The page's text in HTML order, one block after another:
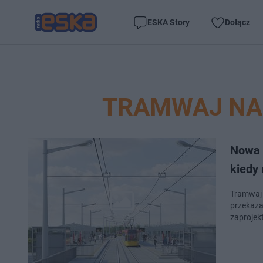
ESKA Story Dołącz
TRAMWAJ
kiedy
Tramwaj